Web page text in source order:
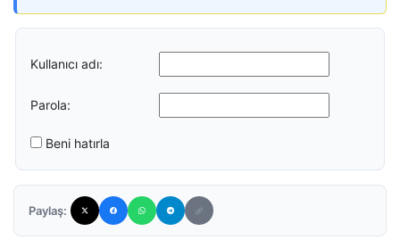
Kullanıcı adı:
Parola:
Beni hatırla
Paylaş: